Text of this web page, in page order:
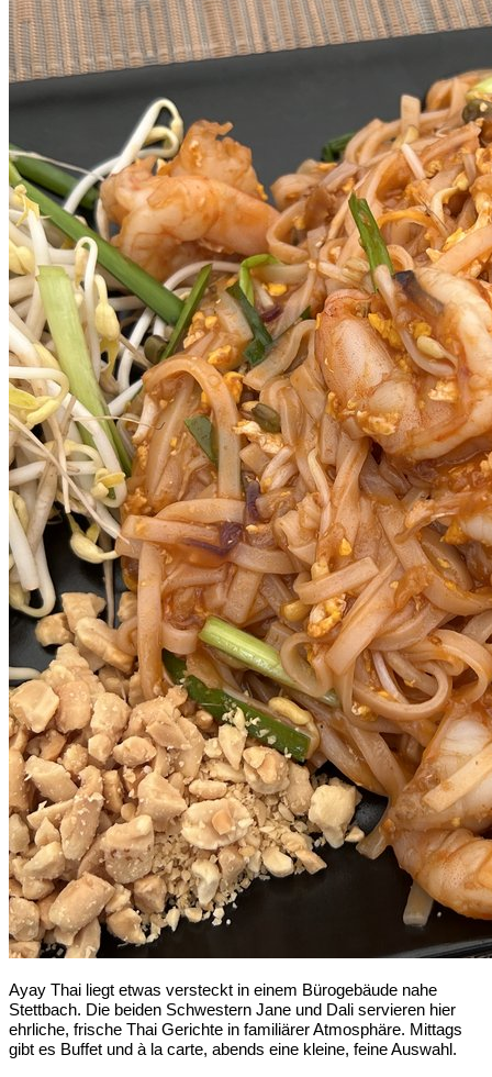
Ayay Thai liegt etwas versteckt in einem Bürogebäude nahe
Stettbach. Die beiden Schwestern Jane und Dali servieren hier
ehrliche, frische Thai Gerichte in familiärer Atmosphäre. Mittags
gibt es Buffet und à la carte, abends eine kleine, feine Auswahl.